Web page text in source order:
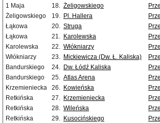
1 Maja
18. Żeligowskiego
Żeligowskiego
19. Pl. Hallera
Łąkowa
20. Struga
Łąkowa
21. Karolewska
Karolewska
22. Włókniarzy
Włókniarzy
23. Mickiewicza (Dw. Ł. Kaliska)
Bandurskiego
24. Dw. Łódź Kaliska
Bandurskiego
25. Atlas Arena
Krzemieniecka
26. Kowieńska
Retkińska
27. Krzemieniecka
Retkińska
28. Wileńska
Retkińska
29. Kusocińskiego